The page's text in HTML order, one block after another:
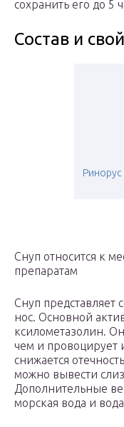
сохранить его до 5
Состав и
Ринорус
Снуп относится к
препаратам
Снуп представляет
нос. Основной
ксилометазолин.
чем и провоцирует
снижается
можно вывести
Дополнительные
морская вода и